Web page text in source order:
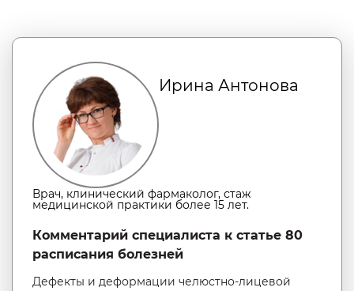
Ирина Антонова
Врач, клинический фармаколог, стаж
медицинской практики более 15 лет.
Комментарий специалиста к статье 80
расписания болезней
Дефекты и деформации челюстно-лицевой